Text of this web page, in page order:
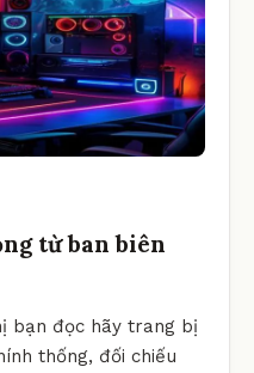
từ ban biên
bạn đọc hãy trang bị
thống, đối chiếu